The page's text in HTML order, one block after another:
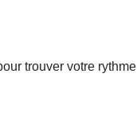
trouver votre rythme